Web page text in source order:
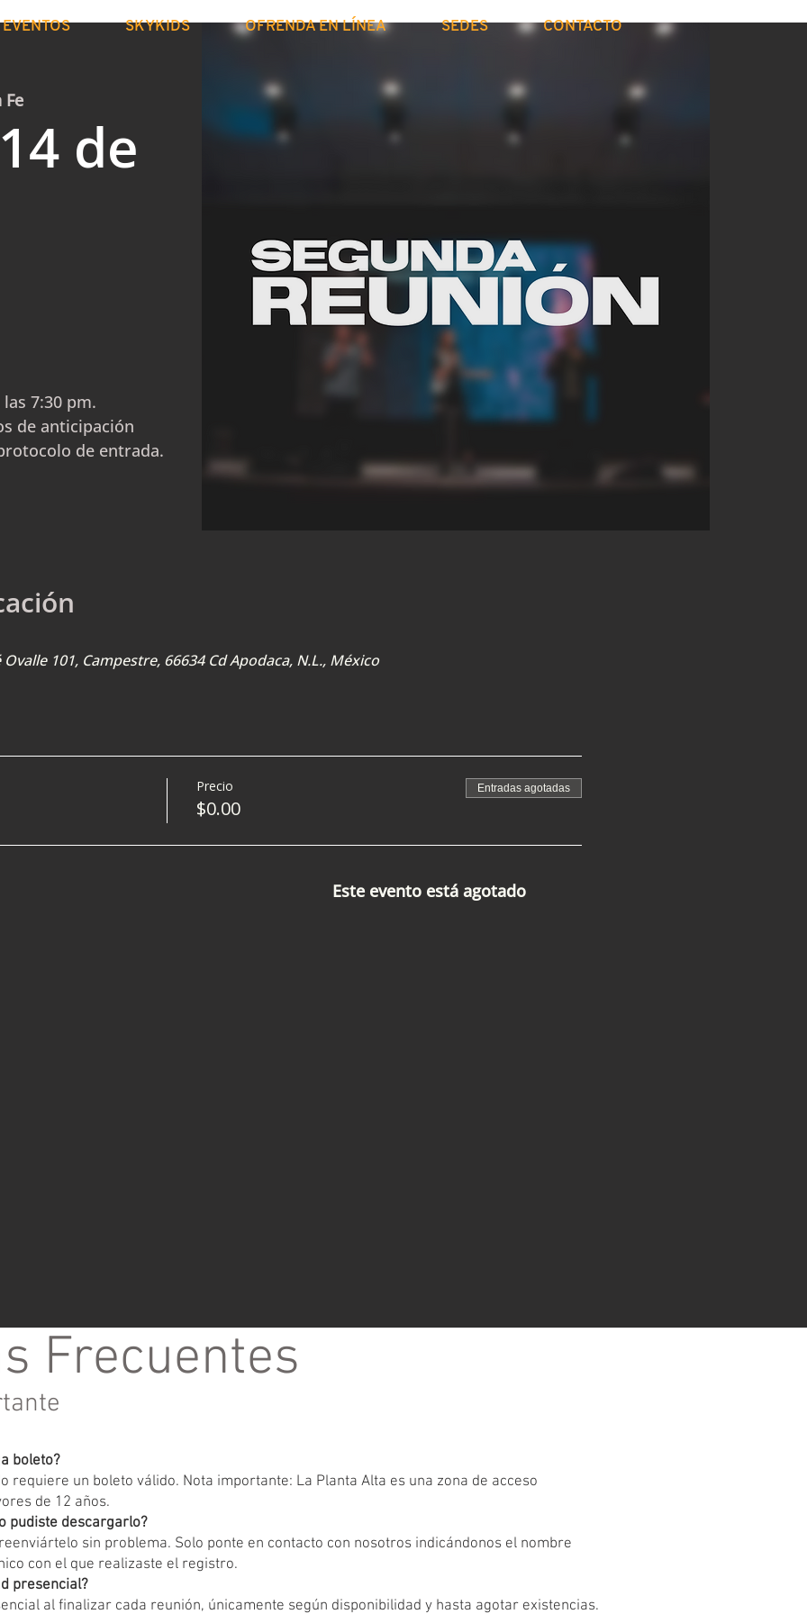
EVENTOS SKYKIDS OFRENDA EN LÍNEA SEDES CONTACTO
Fe
de
7:30 pm.
de anticipación
de entrada.
Ovalle 101, Campestre, 66634 Cd Apodaca, N.L., México
Precio
$0.00
Entradas agotadas
Este evento está agotado
Frecuentes
boleto?
requiere un boleto válido. Nota importante: La Planta Alta es una zona de acceso
de 12 años.
pudiste descargarlo?
sin problema. Solo ponte en contacto con nosotros indicándonos el nombre
con el que realizaste el registro.
presencial?
al finalizar cada reunión, únicamente según disponibilidad y hasta agotar existencias.